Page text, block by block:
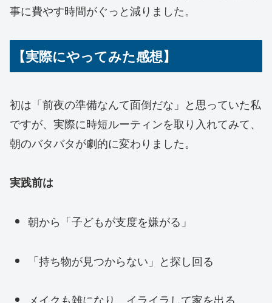
事に費やす時間がぐっと減りました。
【実際にやってみた感想】
初は「前夜の準備なんて面倒だな」と思っていた私
ですが、実際に時短ルーティンを取り入れてみて、
朝のバタバタが劇的に変わりました。
実践前は
朝から「子どもが支度を嫌がる」
「持ち物が見つからない」と探し回る
メイクも雑になり、イライラして家を出る